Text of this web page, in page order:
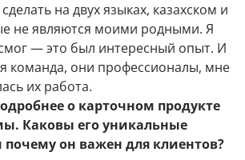
на двух языках, казахском и
не являются моими родными. Я
— это был интересный опыт. И
команда, они профессионалы, мне
их работа.
о карточном продукте
Каковы его уникальные
почему он важен для клиентов?